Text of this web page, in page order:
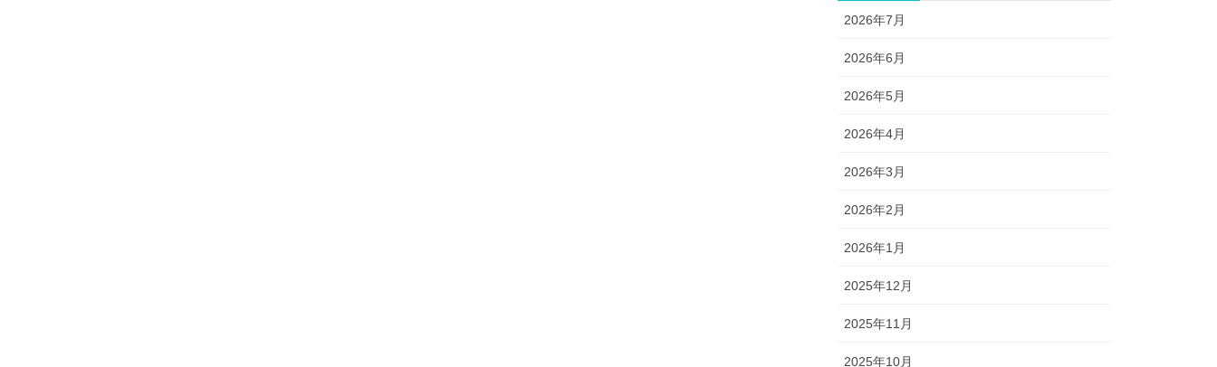
2026年7月
2026年6月
2026年5月
2026年4月
2026年3月
2026年2月
2026年1月
2025年12月
2025年11月
2025年10月